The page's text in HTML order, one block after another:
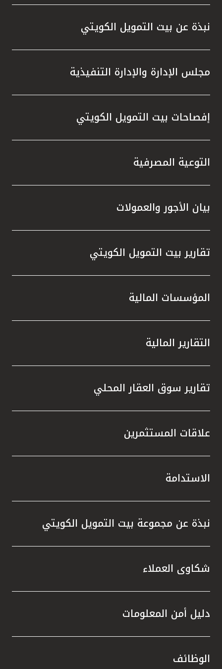
المصرفية،وخدمة KFHonline، وأجهزة الصرف
الآلي والاستفادة من الفرص المميزة التي
توفرها، والتي تمنحهم إمكانية الفوز بجوائز قيّمة
في السحوبات المقبلة ، إلى جانب المزايا
وخدماته المصرفية والتي تلبي تطلعاتهم وتعزز
نبذة عن بيت التمويل الكويتي
مجلس الإدارة والإدارة التنفيذية
إفصاحات بيت التمويل الكويتي
التوعية المصرفية
بيان الأجور والعمولات
تقارير بيت التمويل الكويتي
المؤسسات المالية
التقارير المالية
تقارير سوق العقار المحلي
علاقات المستثمرين
الاستدامة
نبذة عن مجموعة بيت التمويل الكويتي
شكاوى العملاء
دليل أمن المعلومات
الوظائف